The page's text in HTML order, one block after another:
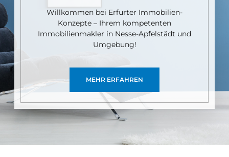
Willkommen bei Erfurter Immobilien-
Konzepte – Ihrem kompetenten
Immobilienmakler in Nesse-Apfelstädt und
Umgebung!
MEHR ERFAHREN